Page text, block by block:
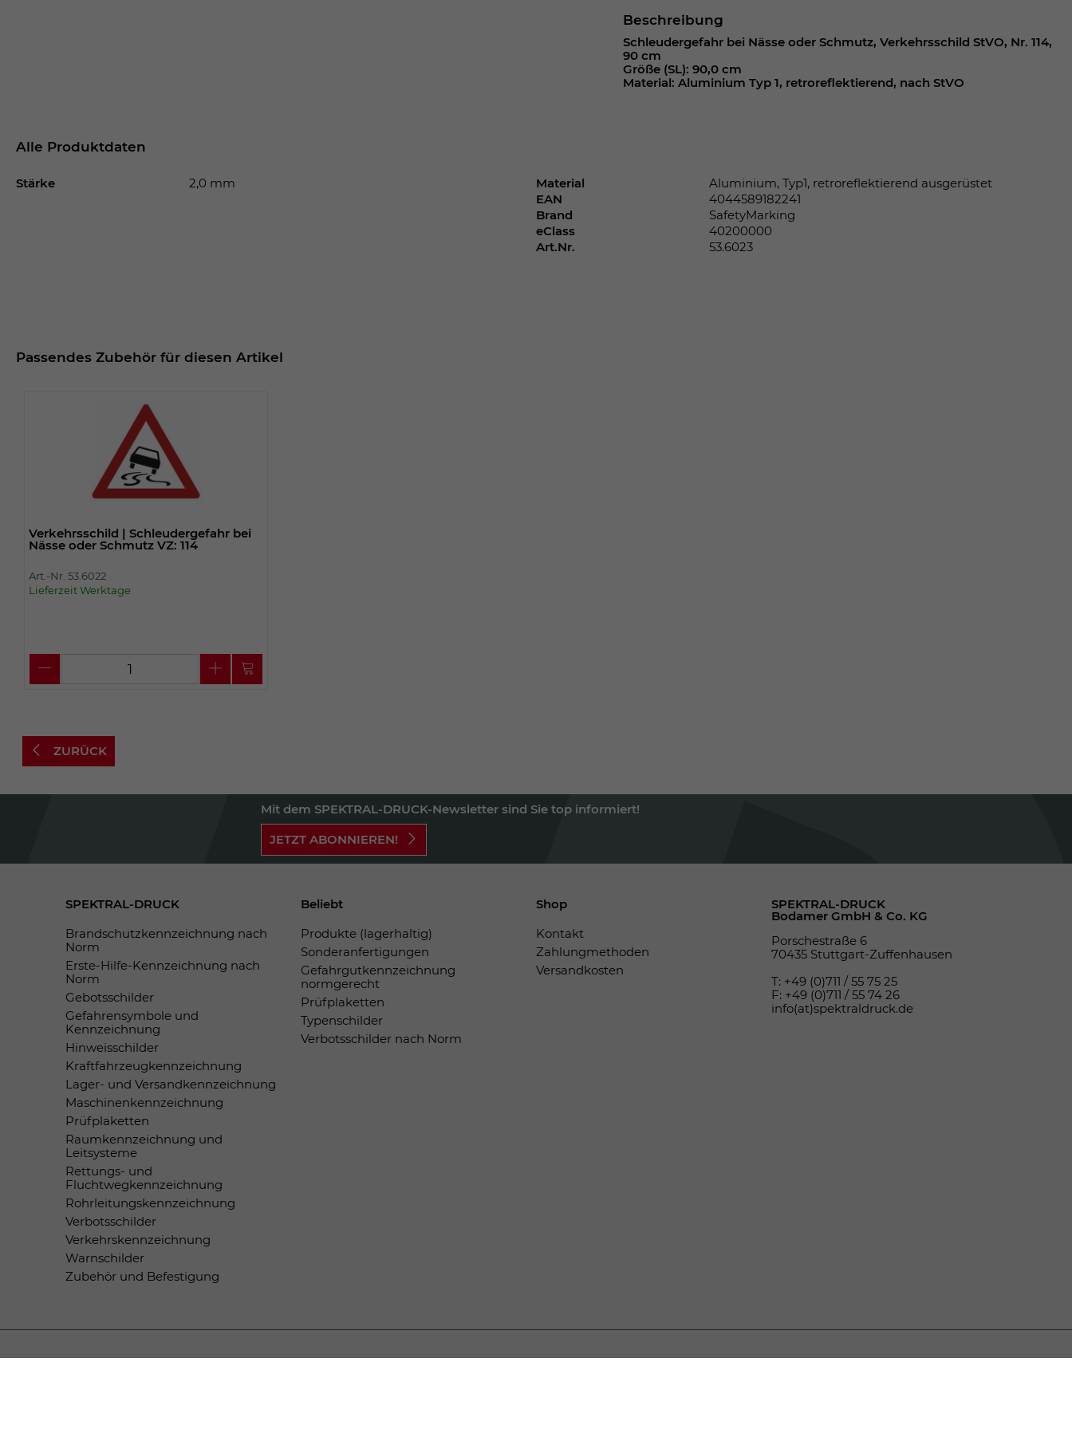
Beschreibung
Schleudergefahr bei Nässe oder Schmutz, Verkehrsschild StVO, Nr. 114,
90 cm
Größe (SL): 90,0 cm
Material: Aluminium Typ 1, retroreflektierend, nach StVO
Alle Produktdaten
Stärke 2,0 mm Material
Aluminium, Typ1, retroreflektierend ausgerüstet
EAN
4044589182241
Brand
SafetyMarking
eClass
40200000
Art.Nr.
53.6023
Passendes Zubehör für diesen Artikel
Verkehrsschild | Schleudergefahr bei
Nässe oder Schmutz VZ: 114
Art.-Nr. 53.6022
Lieferzeit Werktage
ZURÜCK
Mit dem SPEKTRAL-DRUCK-Newsletter sind Sie top informiert!
JETZT ABONNIEREN!
SPEKTRAL-DRUCK
Brandschutzkennzeichnung nach
Norm
Erste-Hilfe-Kennzeichnung nach
Norm
Gebotsschilder
Gefahrensymbole und
Kennzeichnung
Hinweisschilder
Kraftfahrzeugkennzeichnung
Lager- und Versandkennzeichnung
Maschinenkennzeichnung
Prüfplaketten
Raumkennzeichnung und
Leitsysteme
Rettungs- und
Fluchtwegkennzeichnung
Rohrleitungskennzeichnung
Verbotsschilder
Verkehrskennzeichnung
Warnschilder
Zubehör und Befestigung
Beliebt
Produkte (lagerhaltig)
Sonderanfertigungen
Gefahrgutkennzeichnung
normgerecht
Prüfplaketten
Typenschilder
Verbotsschilder nach Norm
Shop
Kontakt
Zahlungmethoden
Versandkosten
SPEKTRAL-DRUCK
Bodamer GmbH & Co. KG
Porschestraße 6
70435 Stuttgart-Zuffenhausen
T: +49 (0)711 / 55 75 25
F: +49 (0)711 / 55 74 26
info(at)spektraldruck.de
SgCookieOptin.lastPreferences